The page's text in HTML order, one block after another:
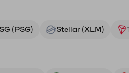
(PSG) Stellar (XLM)